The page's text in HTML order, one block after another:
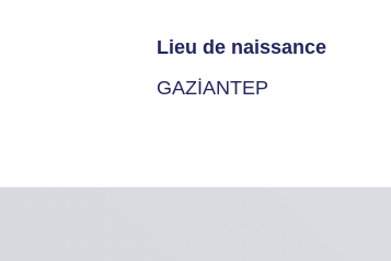
Lieu de naissance
GAZİANTEP